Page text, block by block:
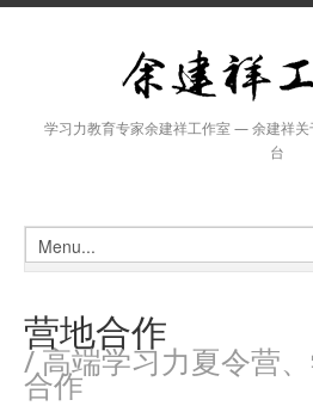
学习力教育专家余建祥工作室 — 余建祥
台
营地合作
/ 高端学习力夏令营
合作